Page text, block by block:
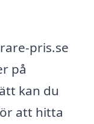
pris.se
på
kan du
att hitta